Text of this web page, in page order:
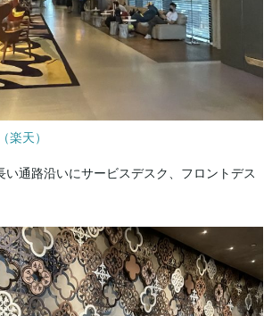
楽天）
い通路沿いにサービスデスク、フロントデス